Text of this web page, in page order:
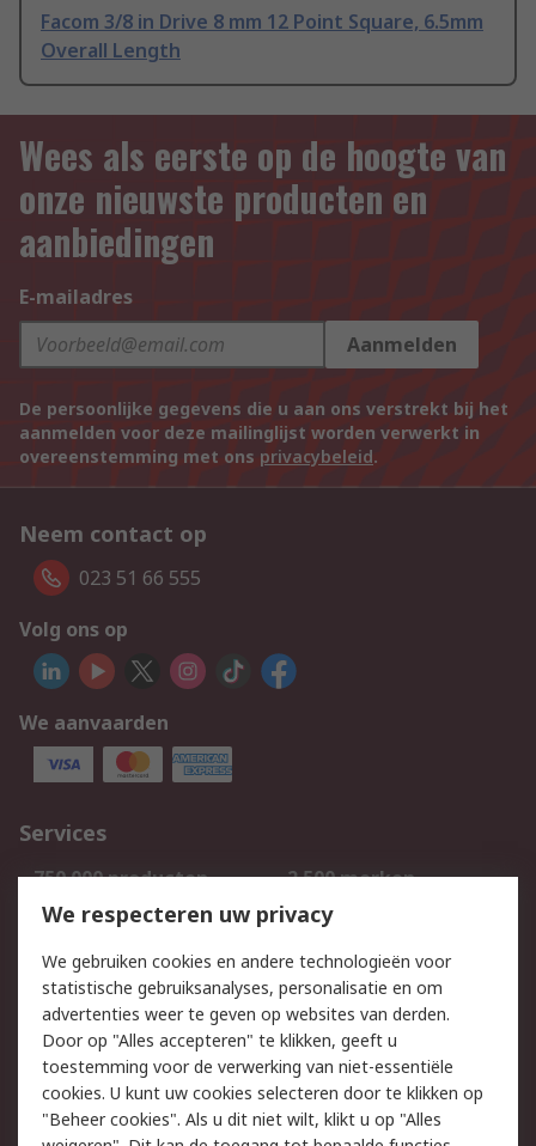
Facom 3/8 in Drive 8 mm 12 Point Square, 6.5mm
Overall Length
Wees als eerste op de hoogte van
onze nieuwste producten en
aanbiedingen
E-mailadres
Aanmelden
De persoonlijke gegevens die u aan ons verstrekt bij het
aanmelden voor deze mailinglijst worden verwerkt in
overeenstemming met ons privacybeleid.
Neem contact op
023 51 66 555
Volg ons op
We aanvaarden
Services
750.000 producten
2.500 merken
Bestellen
Inkoopoplossingen
Track & Trace
Wettelijk
Cookiebeleid
Email veiligheid
Privacybeleid
Websitevoorwaarden
We respecteren uw privacy
We gebruiken cookies en andere technologieën voor
statistische gebruiksanalyses, personalisatie en om
advertenties weer te geven op websites van derden.
Door op "Alles accepteren" te klikken, geeft u
toestemming voor de verwerking van niet-essentiële
cookies. U kunt uw cookies selecteren door te klikken op
"Beheer cookies". Als u dit niet wilt, klikt u op "Alles